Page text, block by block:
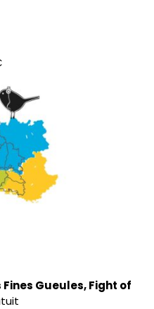
Gueules, Fight of